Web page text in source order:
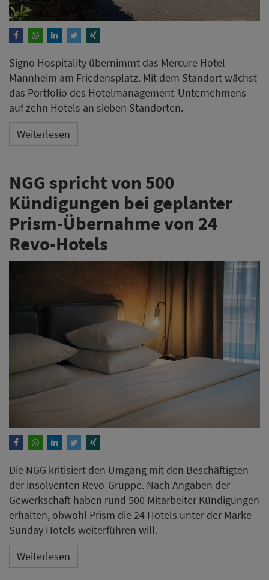
Signo Hospitality übernimmt das Mercure Hotel
Mannheim am Friedensplatz. Mit dem Standort wächst
das Portfolio des Hotelmanagement-Unternehmens
auf zehn Hotels an sieben Standorten.
Weiterlesen
NGG spricht von 500
Kündigungen bei geplanter
Prism-Übernahme von 24
Revo-Hotels
Die NGG kritisiert den Umgang mit den Beschäftigten
der insolventen Revo-Gruppe. Nach Angaben der
Gewerkschaft haben rund 500 Mitarbeiter Kündigungen
erhalten, obwohl Prism die 24 Hotels unter der Marke
Sunday Hotels weiterführen will.
Weiterlesen